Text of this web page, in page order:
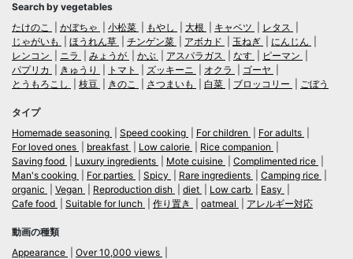
Search by vegetables
たけのこ
かぼちゃ 小松菜 もやし 大根 キャベツ
レタス
じゃがいも
ほうれん草 チンゲン菜 アボカド 玉ねぎ
にんじん
レンコン
ニラ みょうが かぶ アスパラガス なす
ピーマン
パプリカ
きゅうり トマト ズッキーニ オクラ
ゴーヤ
とうもろこし
枝豆 きのこ さつまいも 白菜 ブロッコリー ごぼう
タイプ
Homemade seasoning
Speed cooking For children
For adults
For loved ones
breakfast Low calorie
Rice companion
Saving food
Luxury ingredients Mote cuisine
Complimented rice
Man's cooking
For parties Spicy Rare ingredients
Camping rice
organic
Vegan Reproduction dish diet Low carb
Easy
Cafe food
Suitable for lunch 作り置き oatmeal アレルギー対応
動画の種類
Appearance
Over 10,000 views